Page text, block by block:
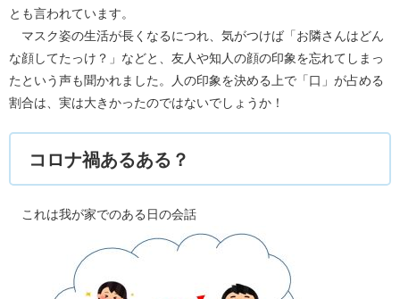
とも言われています。
マスク姿の生活が長くなるにつれ、気がつけば「お隣さんはどん
な顔してたっけ？」などと、友人や知人の顔の印象を忘れてしまっ
たという声も聞かれました。人の印象を決める上で「口」が占める
割合は、実は大きかったのではないでしょうか！
コロナ禍あるある？
これは我が家でのある日の会話